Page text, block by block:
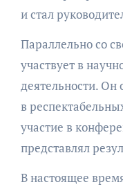
и стал
Параллельно со
участвует в
деятельности. Он
в
участие в
представлял
В настоящее